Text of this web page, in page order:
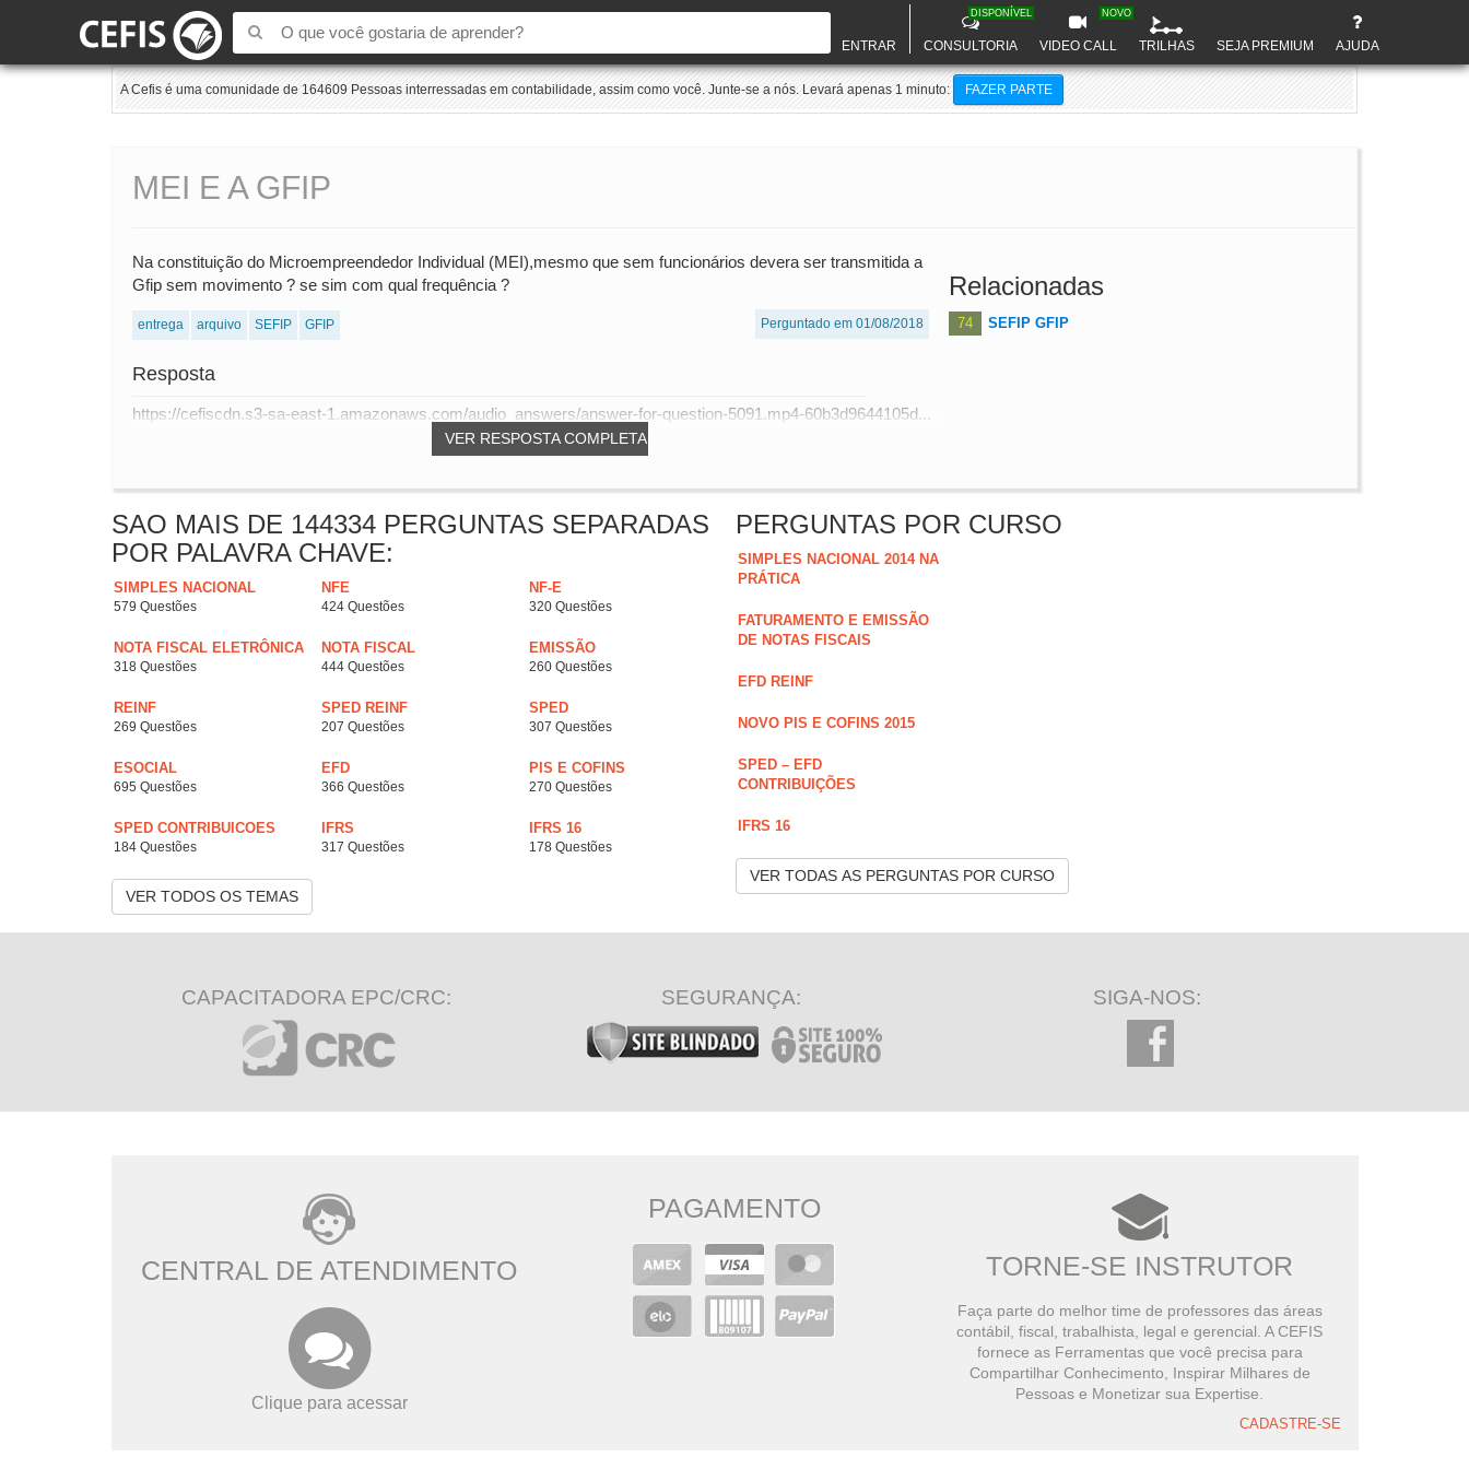
ENTRAR CONSULTORIA
DISPONÍVEL
VIDEO CALL
NOVO
TRILHAS SEJA PREMIUM AJUDA
A Cefis é uma comunidade de 164609 Pessoas interressadas em contabilidade, assim como você. Junte-se a nós. Levará apenas 1 minuto: FAZER PARTE
MEI E A GFIP
Na constituição do Microempreendedor Individual (MEI),mesmo que sem funcionários devera ser transmitida a
Gfip sem movimento ? se sim com qual frequência ?
entrega arquivo SEFIP GFIP Perguntado em 01/08/2018
Resposta
VER RESPOSTA COMPLETA
https://cefiscdn.s3-sa-east-1.amazonaws.com/audio_answers/answer-for-question-5091.mp4-60b3d9644105d...
Relacionadas
74 SEFIP GFIP
SAO MAIS DE 144334 PERGUNTAS SEPARADAS
POR PALAVRA CHAVE:
SIMPLES NACIONAL
579 Questões
NFE
424 Questões
NF-E
320 Questões
NOTA FISCAL ELETRÔNICA
318 Questões
NOTA FISCAL
444 Questões
EMISSÃO
260 Questões
REINF
269 Questões
SPED REINF
207 Questões
SPED
307 Questões
ESOCIAL
695 Questões
EFD
366 Questões
PIS E COFINS
270 Questões
SPED CONTRIBUICOES
184 Questões
IFRS
317 Questões
IFRS 16
178 Questões
VER TODOS OS TEMAS
PERGUNTAS POR CURSO
SIMPLES NACIONAL 2014 NA
PRÁTICA
FATURAMENTO E EMISSÃO
DE NOTAS FISCAIS
EFD REINF
NOVO PIS E COFINS 2015
SPED – EFD
CONTRIBUIÇÕES
IFRS 16
VER TODAS AS PERGUNTAS POR CURSO
CAPACITADORA EPC/CRC: SEGURANÇA: SIGA-NOS:
CENTRAL DE ATENDIMENTO
Clique para acessar
PAGAMENTO
TORNE-SE INSTRUTOR
Faça parte do melhor time de professores das áreas
contábil, fiscal, trabalhista, legal e gerencial. A CEFIS
fornece as Ferramentas que você precisa para
Compartilhar Conhecimento, Inspirar Milhares de
Pessoas e Monetizar sua Expertise.
CADASTRE-SE